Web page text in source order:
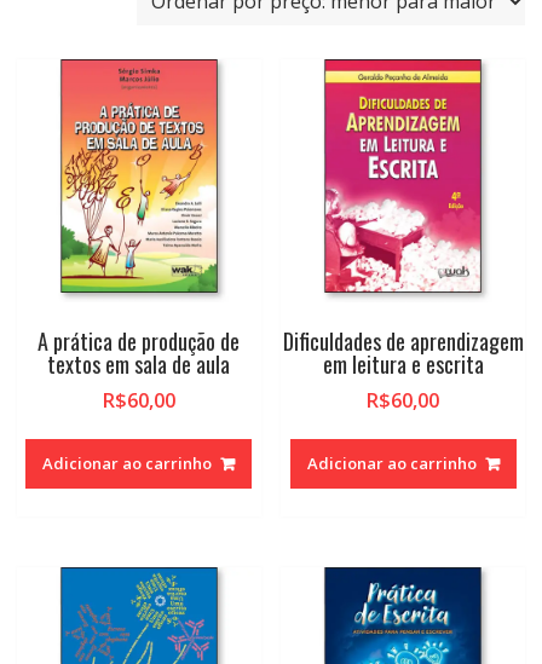
A prática de produção de
textos em sala de aula
R$60,00
Adicionar ao carrinho
Dificuldades de aprendizagem
em leitura e escrita
R$60,00
Adicionar ao carrinho